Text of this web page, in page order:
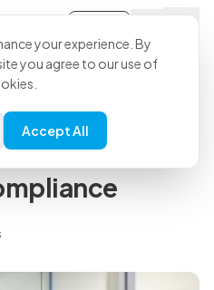
your experience. By
you agree to our use of
Accept All